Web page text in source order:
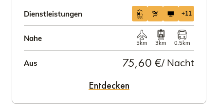
Dienstleistungen +11
Nahe
5km 3km 0.5km
Aus 75,60 €/ Nacht
Entdecken